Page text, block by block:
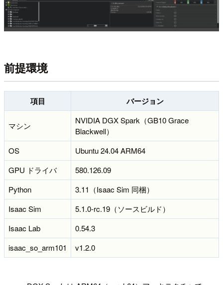
前提環境
項目 バージョン
マシン
NVIDIA DGX Spark（GB10 Grace
Blackwell）
OS
Ubuntu 24.04 ARM64
GPU ドライバ
580.126.09
Python
3.11（Isaac Sim 同梱）
Isaac Sim
5.1.0-rc.19（ソースビルド）
Isaac Lab
0.54.3
isaac_so_arm101
v1.2.0